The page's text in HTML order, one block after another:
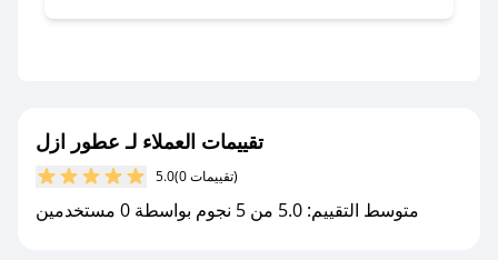
مع صحصح، تسوق بذكاء ووفّر على كل مشترياتك مع
تقييمات العملاء لـ عطور ازل
5.0 (0 تقييمات)
متوسط التقييم: 5.0 من 5 نجوم بواسطة 0 مستخدمين